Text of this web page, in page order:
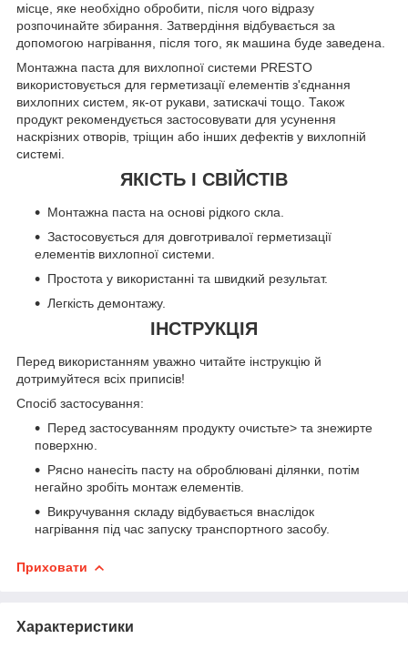
місце, яке необхідно обробити, після чого відразу
розпочинайте збирання. Затвердіння відбувається за
допомогою нагрівання, після того, як машина буде заведена.
Монтажна паста для вихлопної системи PRESTO
використовується для герметизації елементів з'єднання
вихлопних систем, як-от рукави, затискачі тощо. Також
продукт рекомендується застосовувати для усунення
наскрізних отворів, тріщин або інших дефектів у вихлопній
системі.
ЯКІСТЬ І СВІЙСТІВ
Монтажна паста на основі рідкого скла.
Застосовується для довготривалої герметизації
елементів вихлопної системи.
Простота у використанні та швидкий результат.
Легкість демонтажу.
ІНСТРУКЦІЯ
Перед використанням уважно читайте інструкцію й
дотримуйтеся всіх приписів!
Спосіб застосування:
Перед застосуванням продукту очистьте> та знежирте
поверхню.
Рясно нанесіть пасту на оброблювані ділянки, потім
негайно зробіть монтаж елементів.
Викручування складу відбувається внаслідок
нагрівання під час запуску транспортного засобу.
Приховати
Характеристики